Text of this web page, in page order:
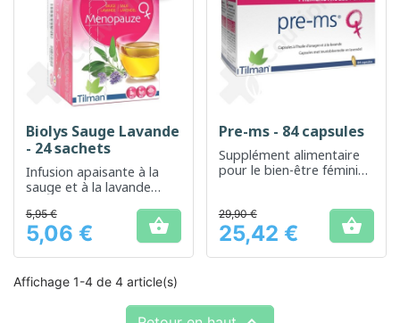
Biolys Sauge Lavande
- 24 sachets
Infusion apaisante à la
sauge et à la lavande
détente
Prix
5,95 €
5,06 € 
Pre-ms - 84 capsules
Supplément alimentaire
pour le bien-être féminin
Prix
29,90 €
25,42 € 
Affichage 1-4 de 4 article(s)